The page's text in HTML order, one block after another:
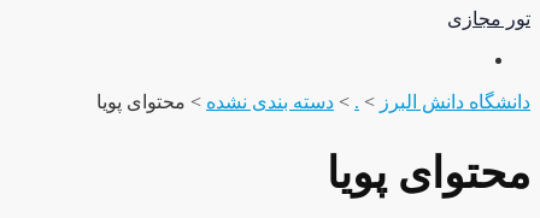
تور مجازی
دانشگاه دانش البرز >
.
> دسته بندی نشده > محتوای پویا
محتوای پویا